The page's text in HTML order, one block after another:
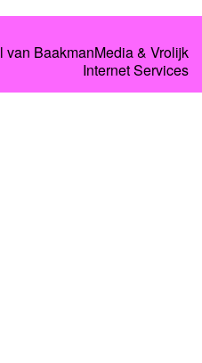
BaakmanMedia & Vrolijk
Internet Services